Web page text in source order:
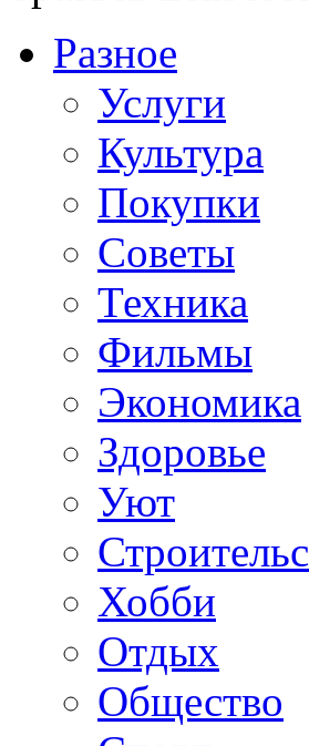
Разное
Услуги
Культура
Покупки
Советы
Техника
Фильмы
Экономика
Здоровье
Уют
Хобби
Отдых
Общество